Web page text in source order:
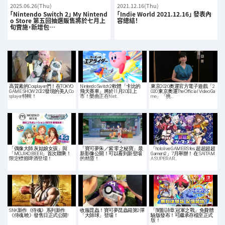
2025.06.26(Thu)
「Nintendo Switch 2」 My Nintend
o Store 第五回抽選販售將於七月上
旬實施，新增包…
2021.12.16(Thu)
「Indie World 2021.12.16」 發表內
容總結！
高質素的Cosplayer們！在TOKYO
GAME SHOW 2022發現的美人Co
splayer特輯！
Nintendo Switch 2軟體「卡比的
飛天賽車」將於11月20日上
市！樂曲正在Nint…
東京2020奧運官方電子遊戲「2
020 東京奧運The Official Video Ga
me」「挑…
「偶像大師 灰姑娘女孩」與
「MOJIKO BEER」首次聯乘！
限定標籤啤酒登場！
「寶可夢朱／紫 零之秘寶」最
新影像公開！可以看到新登場
的精靈！
「hololive GAMERS fes. 超超超超
Gamers2」7月舉辦！ 在 SAITAM
A SUPER AR…
SNK新作《侍魂》系列新作
《侍魂 曉》發售日正式公開!
收服昆蟲！寶可夢昆蟲箱第2彈
「大師球」登場！
「闇影詩章 冠軍之戰」免費體
驗版發布！可繼承存檔至正式
版！